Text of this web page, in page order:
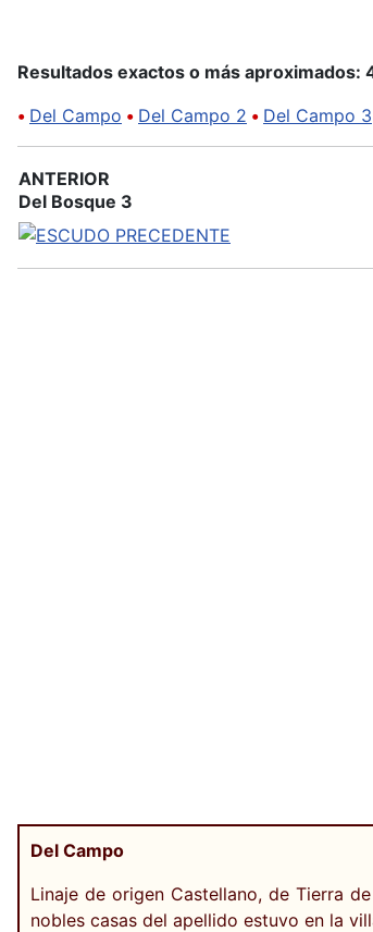
Resultados exactos o más aproximados:
• Del Campo • Del Campo 2 • Del Campo 3
ANTERIOR
Del Bosque 3
Del Campo
Linaje de origen Castellano, de Tierra
nobles casas del apellido estuvo en la